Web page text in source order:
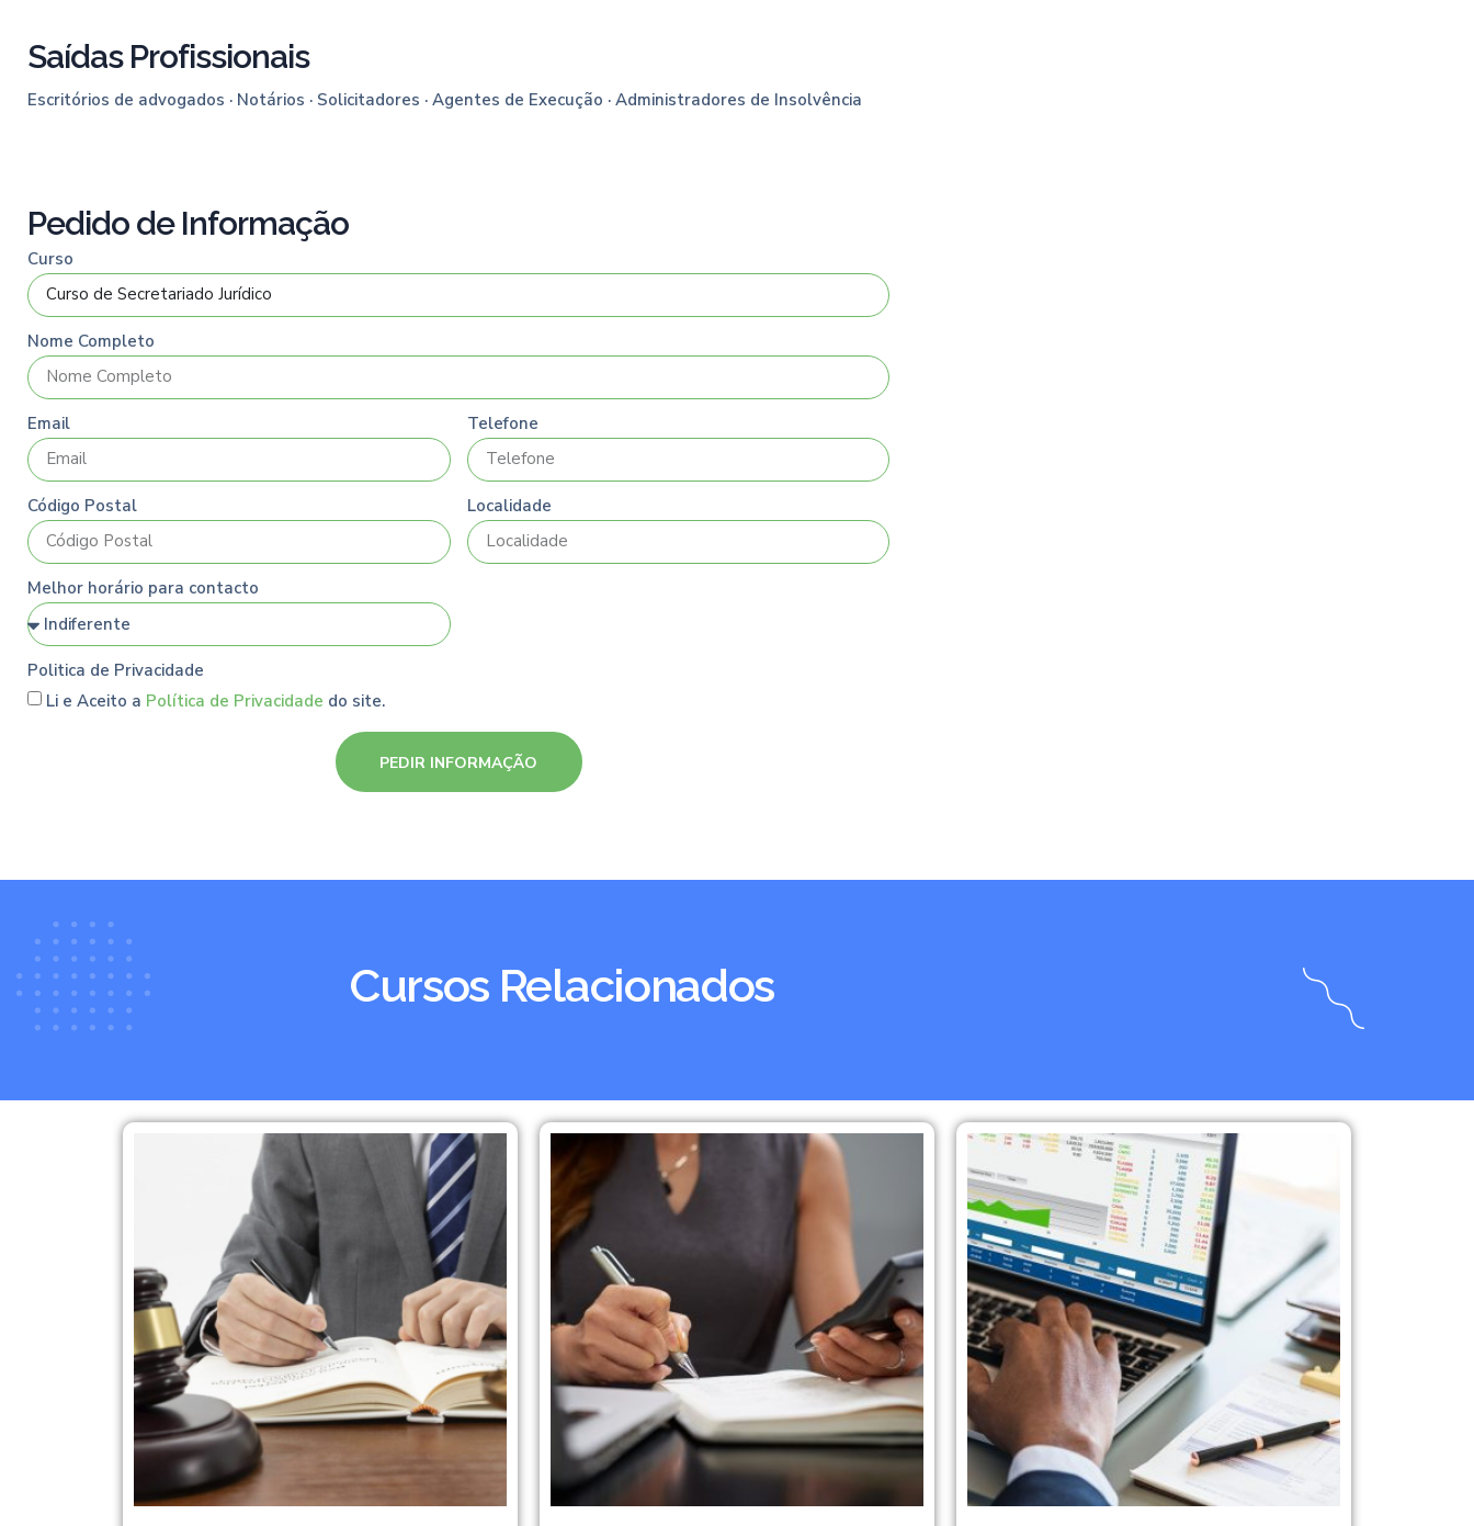
Saídas Profissionais
Escritórios de advogados · Notários · Solicitadores · Agentes de Execução · Administradores de Insolvência
Pedido de Informação
Curso
Nome Completo
Email Telefone
Código Postal Localidade
Melhor horário para contacto
Politica de Privacidade
Li e Aceito a Política de Privacidade do site.
PEDIR INFORMAÇÃO
Cursos Relacionados